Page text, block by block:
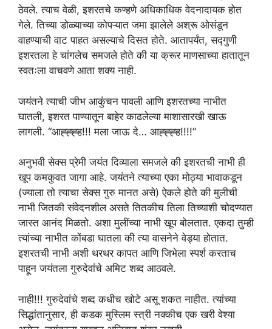
ठेवले. त्याच वेळी, इशरतचे कण्हणे अधिकाधिक वेदनादायक होत
गेले. तिच्या डोळ्याच्या कोपऱ्यात जमा झालेले अश्रू ओसंडून
वाहण्याची वाट पाहत असल्याचे दिसत होते. आतापर्यंत, सद्गुणी
इशरतला हे चांगलेच समजले होते की या क्रूर माणसाच्या हातातून
स्वतःला वाचवणे आता शक्य नाही.
जयंतने त्याची जीभ आकुंचन पावली आणि इशरतच्या नाभीत
घातली, इशरत पाण्यातून बाहेर काढलेल्या माशासारखी खाऊ
लागली. “आह्ह्ह्ह!!! मला जाऊ दे… आह्ह्ह्ह!!!!”
अनुभवी सेक्स प्रेमी जयंत दिव्याला समजले की इशरतची नाभी ही
खूप कमकुवत जागा आहे. जयंतने त्याच्या एका मोठ्या भावाकडून
(ज्याला तो त्याचा सेक्स गुरु मानत असे) ऐकले होते की मुलीची
नाभी जितकी संवेदनशील असते तितकीच तिला तिच्याशी चोदण्यात
जास्त आनंद मिळतो. अशा मुलींच्या नाभी खूप बोलतात. एकदा तुम्ही
त्यांच्या नाभीत कोंबडा घातला की त्या वासनेने वेड्या होतात.
इशरतची नाभी अशी थरथर कापत आणि जिभेला स्पर्श करताच
पाहून जयंतला गुरुदेवांचे अमिट शब्द आठवले.
नाही!!! गुरुदेवांचे शब्द कधीच खोटे असू शकत नाहीत. त्यांच्या
सिद्धांतानुसार, ही कडक मुस्लिम स्त्री नक्कीच एक खरी वेश्या